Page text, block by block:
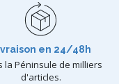
en 24/48h
la Péninsule de milliers
d'articles.